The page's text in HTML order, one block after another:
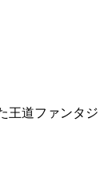
王道ファンタジ